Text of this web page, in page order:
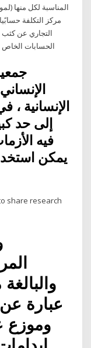
المناسبة لكل منها
مركز التكلفة
التجاري عن
الحسابات
الإنسانية
إلى حد
فيه
يمكن
share research